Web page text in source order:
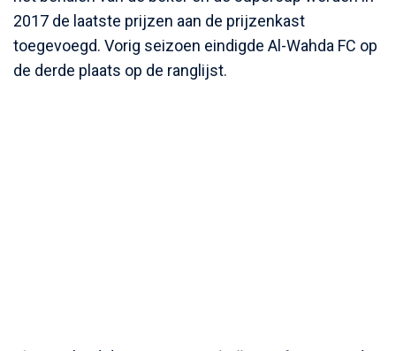
2017 de laatste prijzen aan de prijzenkast
toegevoegd. Vorig seizoen eindigde Al-Wahda FC op
de derde plaats op de ranglijst.